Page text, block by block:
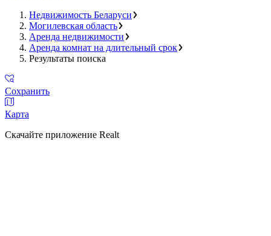
Недвижимость Беларуси
Могилевская область
Аренда недвижимости
Аренда комнат на длительный срок
Результаты поиска
Сохранить
Карта
Скачайте приложение Realt